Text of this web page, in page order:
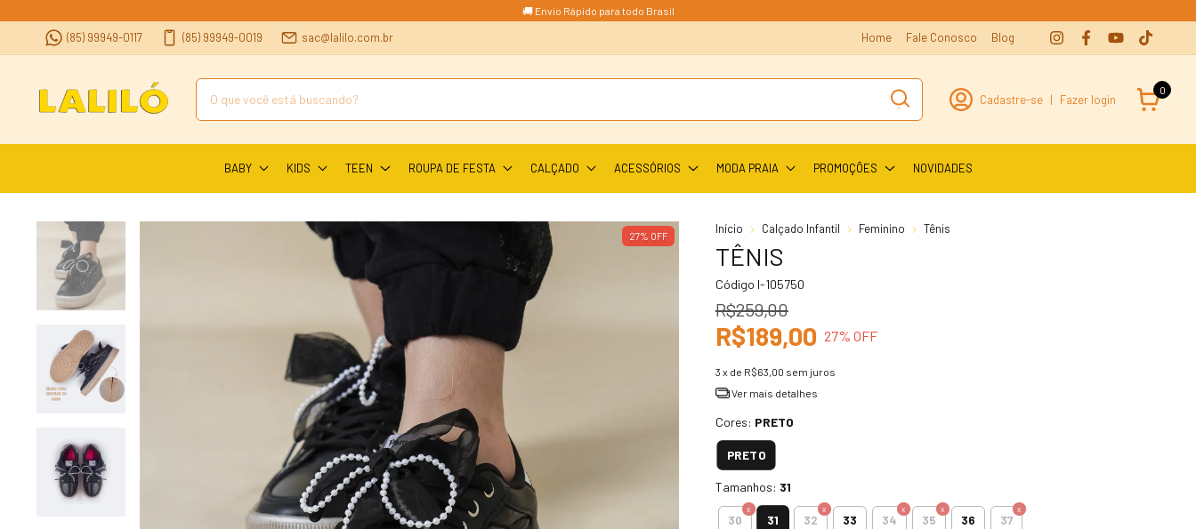
🚚 Envio Rápido para todo Brasil
(85) 99949-0117 (85) 99949-0019 sac@lalilo.com.br Home Fale Conosco Blog
Cadastre-se | Fazer login
0
BABY KIDS TEEN ROUPA DE FESTA CALÇADO ACESSÓRIOS MODA PRAIA PROMOÇÕES NOVIDADES
27% OFF
Início Calçado Infantil Feminino Tênis
TÊNIS
Código I-105750
R$259,00
R$189,00 27% OFF
3 x de R$63,00 sem juros
Ver mais detalhes
Cores: PRETO
PRETO
Tamanhos: 31
30 31 32 33 34 35 36 37